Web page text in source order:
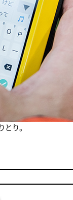
とり。